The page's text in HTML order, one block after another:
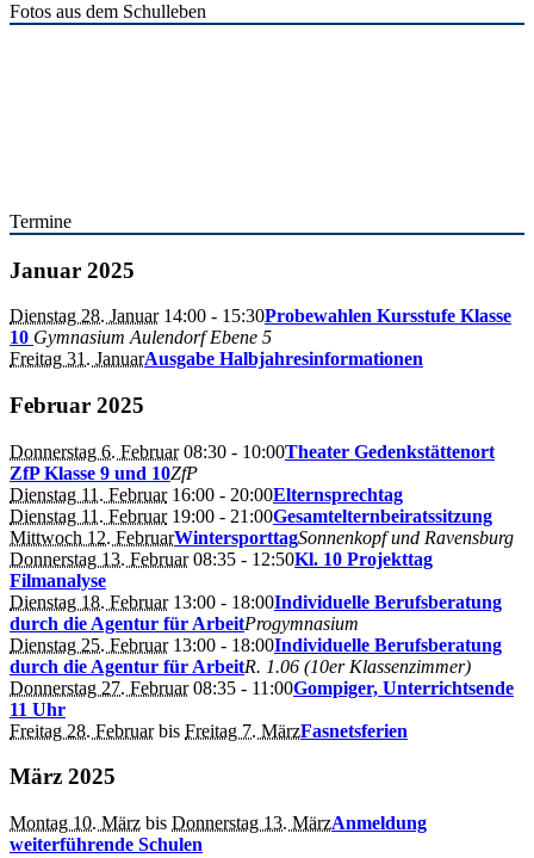
Fotos aus dem Schulleben
Termine
Januar 2025
Dienstag 28. Januar14:00 - 15:30Probewahlen Kursstufe Klasse
10 Gymnasium Aulendorf Ebene 5
Freitag 31. JanuarAusgabe Halbjahresinformationen
Februar 2025
Donnerstag 6. Februar08:30 - 10:00Theater Gedenkstättenort
ZfP Klasse 9 und 10ZfP
Dienstag 11. Februar16:00 - 20:00Elternsprechtag
Dienstag 11. Februar19:00 - 21:00Gesamtelternbeiratssitzung
Mittwoch 12. FebruarWintersporttagSonnenkopf und Ravensburg
Donnerstag 13. Februar08:35 - 12:50Kl. 10 Projekttag
Filmanalyse
Dienstag 18. Februar13:00 - 18:00Individuelle Berufsberatung
durch die Agentur für ArbeitProgymnasium
Dienstag 25. Februar13:00 - 18:00Individuelle Berufsberatung
durch die Agentur für ArbeitR. 1.06 (10er Klassenzimmer)
Donnerstag 27. Februar08:35 - 11:00Gompiger, Unterrichtsende
11 Uhr
Freitag 28. Februarbis Freitag 7. MärzFasnetsferien
März 2025
Montag 10. März bis Donnerstag 13. MärzAnmeldung
weiterführende Schulen